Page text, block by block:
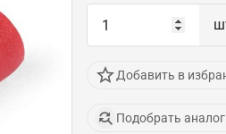
Добавить в
Подобрать аналог